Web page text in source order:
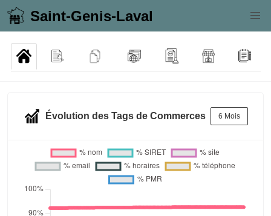
Saint-Genis-Laval
Évolution des Tags de Commerces 6 Mois